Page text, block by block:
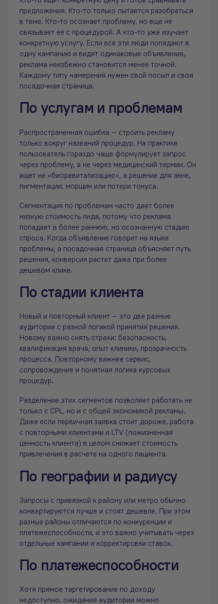
предложения. Кто-то только пытается разобраться
в теме. Кто-то осознает проблему, но еще не
связывает ее с процедурой. А кто-то уже изучает
конкретную услугу. Если все эти люди попадают в
одну кампанию и видят одинаковые объявления,
реклама неизбежно становится менее точной.
Каждому типу намерения нужен свой посыл и своя
посадочная страница.
По услугам и проблемам
Распространенная ошибка — строить рекламу
только вокруг названий процедур. На практике
пользователь гораздо чаще формулирует запрос
через проблему, а не через медицинский термин. Он
ищет не «биоревитализацию», а решение для акне,
пигментации, морщин или потери тонуса.
Сегментация по проблемам часто дает более
низкую стоимость лида, потому что реклама
попадает в более раннюю, но осознанную стадию
спроса. Когда объявление говорит на языке
проблемы, а посадочная страница объясняет путь
решения, конверсия растет даже при более
дешевом клике.
По стадии клиента
Новый и повторный клиент — это две разные
аудитории с разной логикой принятия решения.
Новому важно снять страхи: безопасность,
квалификация врача, опыт клиники, прозрачность
процесса. Повторному важнее сервис,
сопровождение и понятная логика курсовых
процедур.
Разделение этих сегментов позволяет работать не
только с CPL, но и с общей экономикой рекламы.
Даже если первичная заявка стоит дороже, работа
с повторными клиентами и LTV (пожизненная
ценность клиента) в целом снижает стоимость
привлечения в расчете на одного пациента.
По географии и радиусу
Запросы с привязкой к району или метро обычно
конвертируются лучше и стоят дешевле. При этом
разные районы отличаются по конкуренции и
платежеспособности, и это важно учитывать через
отдельные кампании и корректировки ставок.
По платежеспособности
Хотя прямое таргетирование по доходу
недоступно, ожидания аудитории можно